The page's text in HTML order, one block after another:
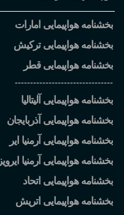
بخشنامه هواپیمایی امارات
بخشنامه هواپیمایی ترکیش
بخشنامه هواپیمایی قطر
--------------------------------
بخشنامه هواپیمایی آلیتالیا
بخشنامه هواپیمایی آذربایجان
بخشنامه هواپیمایی آرمنیا ایر
بخشنامه هواپیمایی آرمنیا ایرویز
بخشنامه هواپیمایی اتحاد
بخشنامه هواپیمایی اتریش